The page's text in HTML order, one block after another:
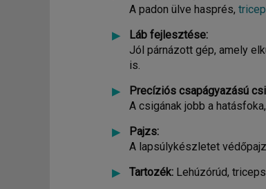
A padon ülve hasprés,
Láb fejlesztése:
Jól párnázott gép, amely
is.
Precíziós csapágyazású
A csigának jobb a
Pajzs:
A lapsúlykészletet
Tartozék: Lehúzórúd,